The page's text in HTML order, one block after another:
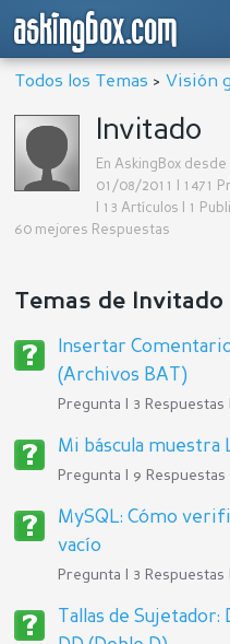
askingbox.com
Todos los Temas > Visión
Invitado
En AskingBox desde
01/08/2011 | 1471
| 13 Artículos | 1
60 mejores Respuestas
Temas de Invitado
Insertar
(Archivos BAT)
Pregunta | 3
Mi báscula muestra
Pregunta | 9 Respuestas
MySQL: Cómo
vacío
Pregunta | 3 Respuestas
Tallas de